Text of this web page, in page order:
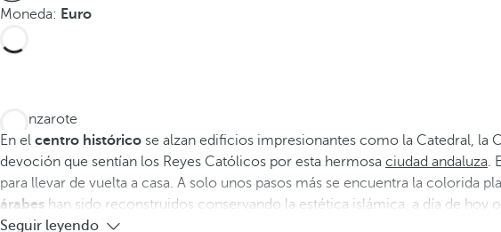
Moneda: Euro
En el centro histórico se alzan edificios impresionantes como la Catedral, la
devoción que sentían los Reyes Católicos por esta hermosa ciudad andaluza.
para llevar de vuelta a casa. A solo unos pasos más se encuentra la colorida
árabes han sido reconstruidos conservando la estética islámica, a día de hoy
Seguir leyendo